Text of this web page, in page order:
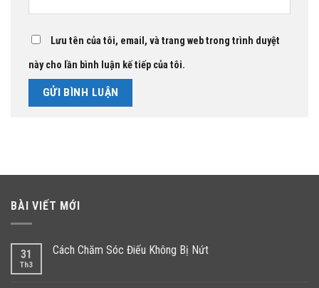
Lưu tên của tôi, email, và trang web trong trình duyệt
này cho lần bình luận kế tiếp của tôi.
BÀI VIẾT MỚI
31
Th3
Cách Chăm Sóc Điếu Không Bị Nứt